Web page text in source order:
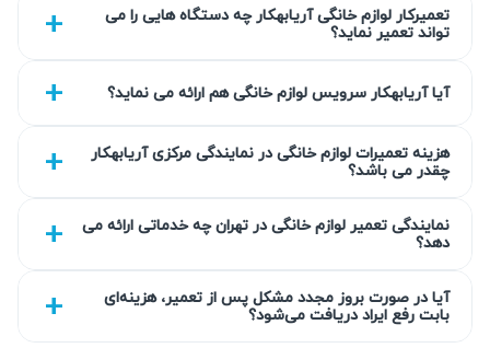
اطمینان حاصل می‌کند که دستگاه شما به درستی کار می‌کند.
برای اعتماد و کیفیت است. این تجربه طولانی شامل تعهد به
گارانتی کتبی خدمات
تمام خدمات تعمیر یخچال اسنوا در ورامین توسط آریابهکار شامل
این گارانتی اطمینان مشتری را درباره کیفیت قطعات و تعمیرات
انجام شده بالا می‌برد. در صورت بروز هرگونه مشکل مرتبط با
تعمیرکار لوازم خانگی آریابهکار چه دستگاه هایی را می
تواند تعمیر نماید؟
آیا آریابهکار سرویس لوازم خانگی هم ارائه می نماید؟
هزینه تعمیرات لوازم خانگی در نمایندگی مرکزی آریابهکار
چقدر می باشد؟
نمایندگی تعمیر لوازم خانگی در تهران چه خدماتی ارائه می
دهد؟
آیا در صورت بروز مجدد مشکل پس از تعمیر، هزینه‌ای
بابت رفع ایراد دریافت می‌شود؟